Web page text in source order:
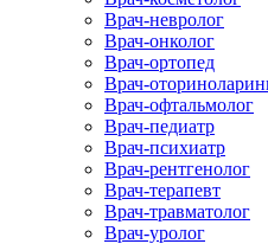
Врач-невролог
Врач-онколог
Врач-ортопед
Врач-
Врач-офтальмолог
Врач-педиатр
Врач-психиатр
Врач-рентгенолог
Врач-терапевт
Врач-травматолог
Врач-уролог